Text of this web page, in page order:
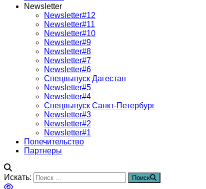
Newsletter
Newsletter#12
Newsletter#11
Newsletter#10
Newsletter#9
Newsletter#8
Newsletter#7
Newsletter#6
Спецвыпуск Дагестан
Newsletter#5
Newsletter#4
Спецвыпуск Санкт-Петербург
Newsletter#3
Newsletter#2
Newsletter#1
Попечительство
Партнеры
Искать: Поиск